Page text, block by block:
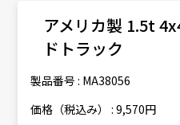
アメリカ製 1.5t
ドトラック
製品番号 : MA38056
価格（税込み） : 9,570円